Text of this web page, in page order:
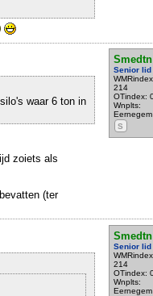
Smedtn
Senior lid
214
OTindex:
Wnplts:
Eernegem
S
waar 6 ton in
zoiets als
(ter
Smedtn
Senior lid
214
OTindex:
Wnplts:
Eernegem